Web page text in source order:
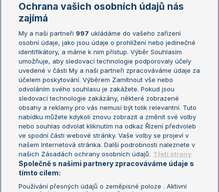
Žebříčky
Žebříček ATP (muži)
Žebříček WTA (ženy)
Sázkařský žebříček
Australian Open
French Open
Wimbledon
US Open
Turnaj mistrů
Turnaj mistryň
Aktualní trendy
Fotbalové přestupy
Livesport Daily
LS Prague Open
Ochrana vašich osobních údajů nás
zajímá
My a naši partneři 997 ukládáme do vašeho zařízení
osobní údaje, jako jsou údaje o prohlížení nebo jedinečné
identifikátory, a máme k nim přístup. Výběr Souhlasím
umožňuje, aby sledovací technologie podporovaly účely
uvedené v části My a naši partneři zpracováváme údaje za
účelem poskytování. Výběrem Zamítnout vše nebo
odvoláním svého souhlasu je zakážete. Pokud jsou
sledovací technologie zakázány, některé zobrazené
obsahy a reklamy pro vás nemusí být tolik relevantní. Tuto
nabídku můžete kdykoli znovu zobrazit a změnit své volby
nebo souhlas odvolat kliknutím na odkaz Řízení předvoleb
ve spodní části webové stránky. Vaše volby se projeví v
našem Internetová stránka. Další podrobnosti naleznete v
našich Zásadách ochrany osobních údajů. Třetí strany
Společně s našimi partnery zpracováváme údaje s
tímto cílem:
Používání přesných údajů o zeměpisné poloze . Aktivní